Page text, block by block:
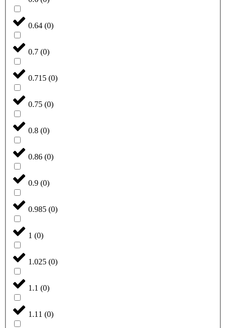
0.64 (0)
0.7 (0)
0.715 (0)
0.75 (0)
0.8 (0)
0.86 (0)
0.9 (0)
0.985 (0)
1 (0)
1.025 (0)
1.1 (0)
1.11 (0)